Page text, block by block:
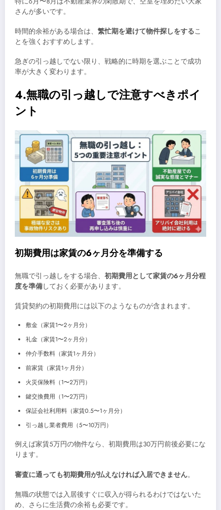
さんが多いです。
時間的余裕がある場合は、 繁忙期を避けて物件探しをするこ
とを強くおすすめします。
急ぎの引っ越しでない限り、戦略的に時期を選ぶことで成功
率が大きく変わります。
4.無職の引っ越しで注意すべきポイ
ント
初期費用は家賃の6ヶ月分を準備する
無職で引っ越しをする場合、 初期費用として家賃の6ヶ月分程
度を準備しておく必要があります。
賃貸契約の初期費用には以下のようなものが含まれます。
敷金（家賃1〜2ヶ月分）
礼金（家賃1〜2ヶ月分）
仲介手数料（家賃1ヶ月分）
前家賃（家賃1ヶ月分）
火災保険料（1〜2万円）
鍵交換費用（1〜2万円）
保証会社利用料（家賃0.5〜1ヶ月分）
引っ越し業者費用（5〜10万円）
例えば家賃5万円の物件なら、初期費用は30万円前後必要にな
ります。
審査に通っても初期費用が払えなければ入居できません。
無職の状態では入居後すぐに収入が得られるわけではないた
め、さらに生活費の余裕も必要です。